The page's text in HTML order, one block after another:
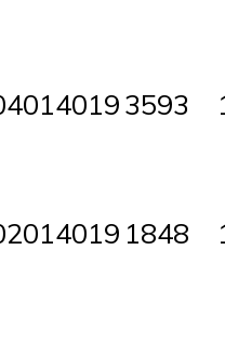
3593
1848